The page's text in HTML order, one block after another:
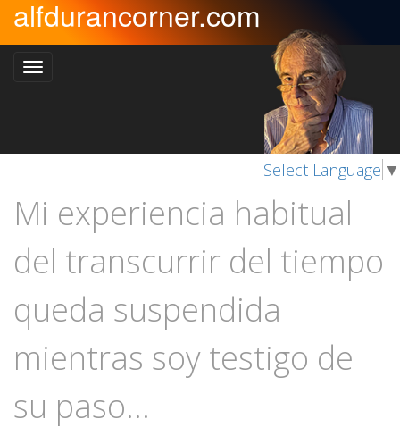
alfdurancorner.com
Select Language ▼
Mi experiencia habitual
del transcurrir del tiempo
queda suspendida
mientras soy testigo de
su paso...